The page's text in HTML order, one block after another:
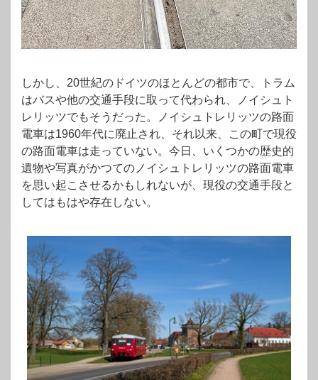
しかし、20世紀のドイツのほとんどの都市で、トラム
はバスや他の交通手段に取って代わられ、ノイシュト
レリッツでもそうだった。ノイシュトレリッツの路面
電車は1960年代に廃止され、それ以来、この町で現役
の路面電車は走っていない。今日、いくつかの歴史的
遺物や写真がかつてのノイシュトレリッツの路面電車
を思い起こさせるかもしれないが、現役の交通手段と
してはもはや存在しない。